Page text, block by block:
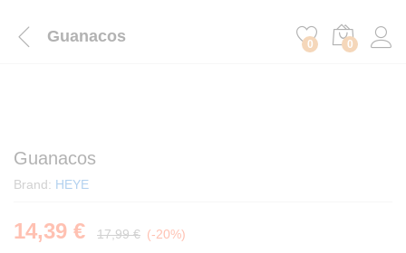
Guanacos 0 0
Guanacos
Brand: HEYE
14,39 € 17,99€ (-20%)